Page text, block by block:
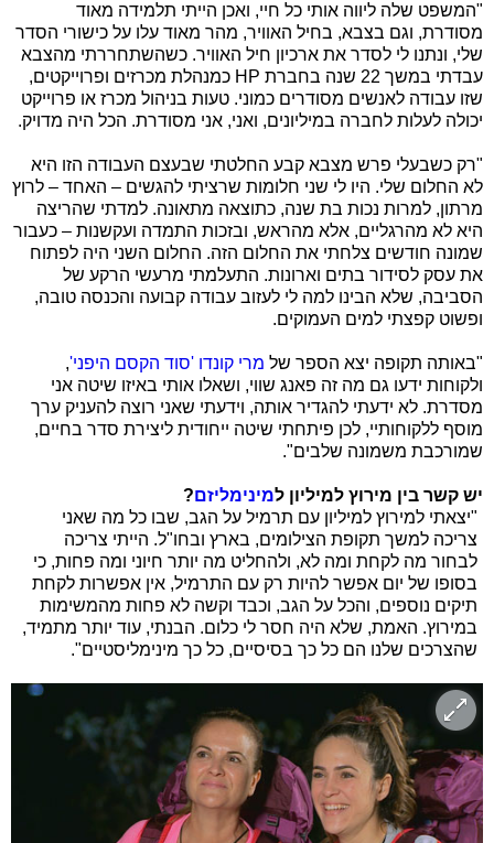
"המשפט שלה ליווה אותי כל חיי, ואכן הייתי תלמידה מאוד
מסודרת, וגם בצבא, בחיל האוויר, מהר מאוד עלו על כישורי הסדר
שלי, ונתנו לי לסדר את ארכיון חיל האוויר. כשהשתחררתי מהצבא
עבדתי במשך 22 שנה בחברת HP כמנהלת מכרזים ופרוייקטים,
שזו עבודה לאנשים מסודרים כמוני. טעות בניהול מכרז או פרוייקט
יכולה לעלות לחברה במיליונים, ואני, אני מסודרת. הכל היה מדויק.
"רק כשבעלי פרש מצבא קבע החלטתי שבעצם העבודה הזו היא
לא החלום שלי. היו לי שני חלומות שרציתי להגשים – האחד – לרוץ
מרתון, למרות נכות בת שנה, כתוצאה מתאונה. למדתי שהריצה
היא לא מהרגליים, אלא מהראש, ובזכות התמדה ועקשנות – כעבור
שמונה חודשים צלחתי את החלום הזה. החלום השני היה לפתוח
את עסק לסידור בתים וארונות. התעלמתי מרעשי הרקע של
הסביבה, שלא הבינו למה לי לעזוב עבודה קבועה והכנסה טובה,
ופשוט קפצתי למים העמוקים.
"באותה תקופה יצא הספר של מרי קונדו 'סוד הקסם היפני',
ולקוחות ידעו גם מה זה פאנג שווי, ושאלו אותי באיזו שיטה אני
מסדרת. לא ידעתי להגדיר אותה, וידעתי שאני רוצה להעניק ערך
מוסף ללקוחותיי, לכן פיתחתי שיטה ייחודית ליצירת סדר בחיים,
שמורכבת משמונה שלבים".
יש קשר בין מירוץ למיליון למינימליזם?
"יצאתי למירוץ למיליון עם תרמיל על הגב, שבו כל מה שאני
צריכה למשך תקופת הצילומים, בארץ ובחו"ל. הייתי צריכה
לבחור מה לקחת ומה לא, ולהחליט מה יותר חיוני ומה פחות, כי
בסופו של יום אפשר להיות רק עם התרמיל, אין אפשרות לקחת
תיקים נוספים, והכל על הגב, וכבד וקשה לא פחות מהמשימות
במירוץ. האמת, שלא היה חסר לי כלום. הבנתי, עוד יותר מתמיד,
שהצרכים שלנו הם כל כך בסיסיים, כל כך מינימליסטיים".